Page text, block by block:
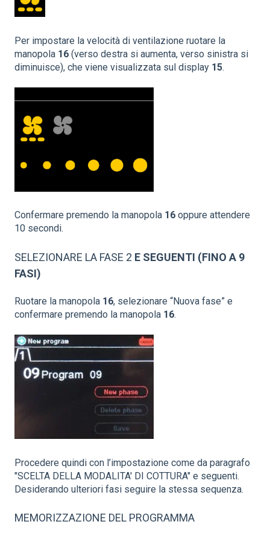
Per impostare la velocità di ventilazione ruotare la
manopola 16 (verso destra si aumenta, verso sinistra si
diminuisce), che viene visualizzata sul display 15.
Confermare premendo la manopola 16 oppure attendere
10 secondi.
SELEZIONARE LA FASE 2 E SEGUENTI (FINO A 9
FASI)
Ruotare la manopola 16, selezionare “Nuova fase” e
confermare premendo la manopola 16.
Procedere quindi con l’impostazione come da paragrafo
"SCELTA DELLA MODALITA' DI COTTURA" e seguenti.
Desiderando ulteriori fasi seguire la stessa sequenza.
MEMORIZZAZIONE DEL PROGRAMMA